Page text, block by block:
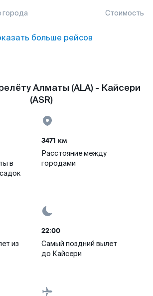
города Стоимость
больше рейсов
Алматы (ALA) - Кайсери
(ASR)
в
3471 км
Расстояние между
городами
из
22:00
Самый поздний вылет
до Кайсери